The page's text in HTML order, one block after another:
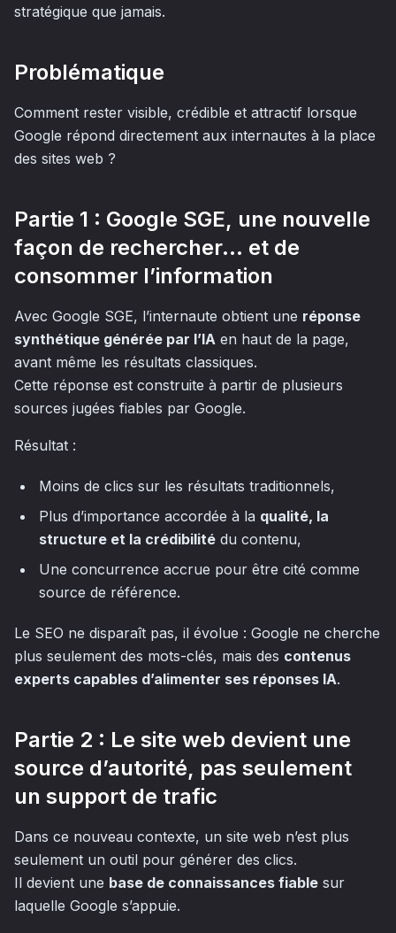
stratégique que jamais.
Problématique
Comment rester visible, crédible et attractif lorsque
Google répond directement aux internautes à la place
des sites web ?
Partie 1 : Google SGE, une nouvelle
façon de rechercher… et de
consommer l’information
Avec Google SGE, l’internaute obtient une réponse
synthétique générée par l’IA en haut de la page,
avant même les résultats classiques.
Cette réponse est construite à partir de plusieurs
sources jugées fiables par Google.
Résultat :
Moins de clics sur les résultats traditionnels,
Plus d’importance accordée à la qualité, la
structure et la crédibilité du contenu,
Une concurrence accrue pour être cité comme
source de référence.
Le SEO ne disparaît pas, il évolue : Google ne cherche
plus seulement des mots-clés, mais des contenus
experts capables d’alimenter ses réponses IA.
Partie 2 : Le site web devient une
source d’autorité, pas seulement
un support de trafic
Dans ce nouveau contexte, un site web n’est plus
seulement un outil pour générer des clics.
Il devient une base de connaissances fiable sur
laquelle Google s’appuie.